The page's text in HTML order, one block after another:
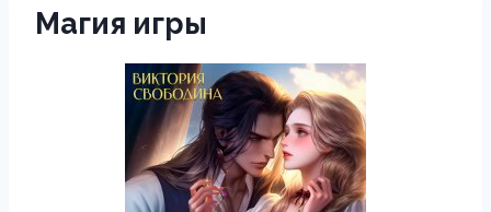
Магия игры